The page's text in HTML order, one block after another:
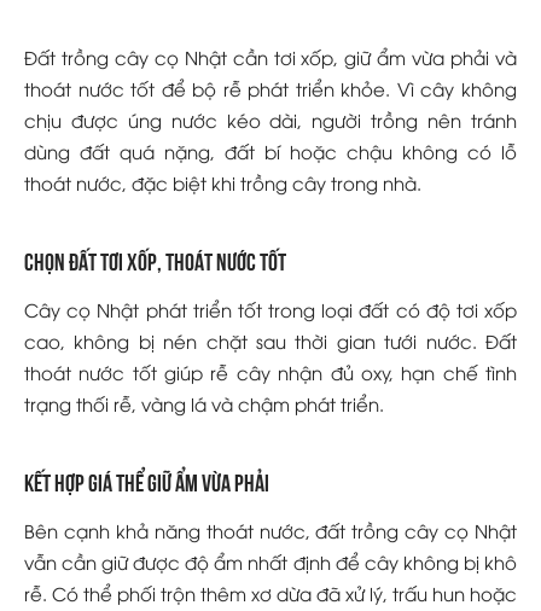
Đất trồng cây cọ Nhật cần tơi xốp, giữ ẩm vừa phải và
thoát nước tốt để bộ rễ phát triển khỏe. Vì cây không
chịu được úng nước kéo dài, người trồng nên tránh
dùng đất quá nặng, đất bí hoặc chậu không có lỗ
thoát nước, đặc biệt khi trồng cây trong nhà.
Chọn đất tơi xốp, thoát nước tốt
Cây cọ Nhật phát triển tốt trong loại đất có độ tơi xốp
cao, không bị nén chặt sau thời gian tưới nước. Đất
thoát nước tốt giúp rễ cây nhận đủ oxy, hạn chế tình
trạng thối rễ, vàng lá và chậm phát triển.
Kết hợp giá thể giữ ẩm vừa phải
Bên cạnh khả năng thoát nước, đất trồng cây cọ Nhật
vẫn cần giữ được độ ẩm nhất định để cây không bị khô
rễ. Có thể phối trộn thêm xơ dừa đã xử lý, trấu hun hoặc